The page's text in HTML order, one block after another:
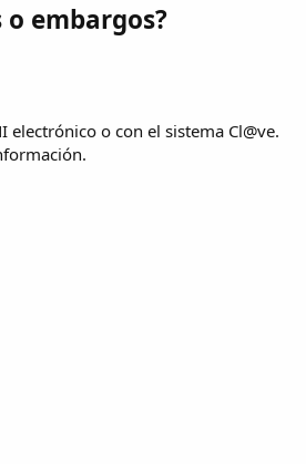
embargos?
o con el sistema Cl@ve.